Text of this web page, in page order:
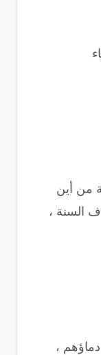
من أين
السنة ،
،